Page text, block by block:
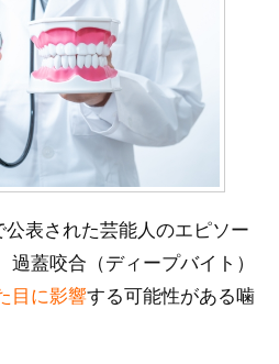
公表された芸能人のエピソー
過蓋咬合（ディープバイト）
目に影響する可能性がある噛